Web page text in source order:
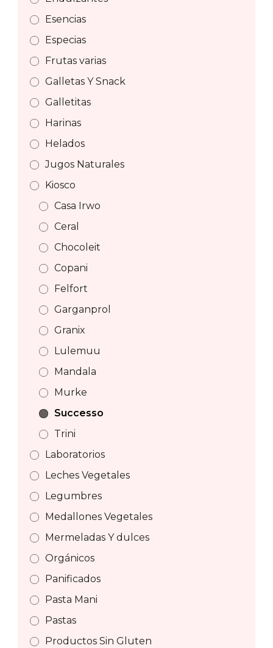
Esencias
Especias
Frutas varias
Galletas Y Snack
Galletitas
Harinas
Helados
Jugos Naturales
Kiosco
Casa Irwo
Ceral
Chocoleit
Copani
Felfort
Garganprol
Granix
Lulemuu
Mandala
Murke
Successo
Trini
Laboratorios
Leches Vegetales
Legumbres
Medallones Vegetales
Mermeladas Y dulces
Orgánicos
Panificados
Pasta Mani
Pastas
Productos Sin Gluten